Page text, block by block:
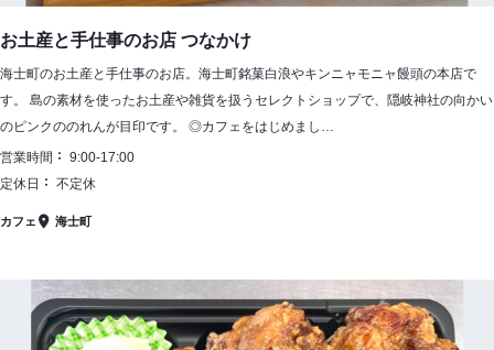
お土産と手仕事のお店 つなかけ
海士町のお土産と手仕事のお店。海士町銘菓白浪やキンニャモニャ饅頭の本店で
す。 島の素材を使ったお土産や雑貨を扱うセレクトショップで、隠岐神社の向かい
のピンクののれんが目印です。 ◎カフェをはじめまし…
営業時間
9:00-17:00
定休日
不定休
カフェ 海士町